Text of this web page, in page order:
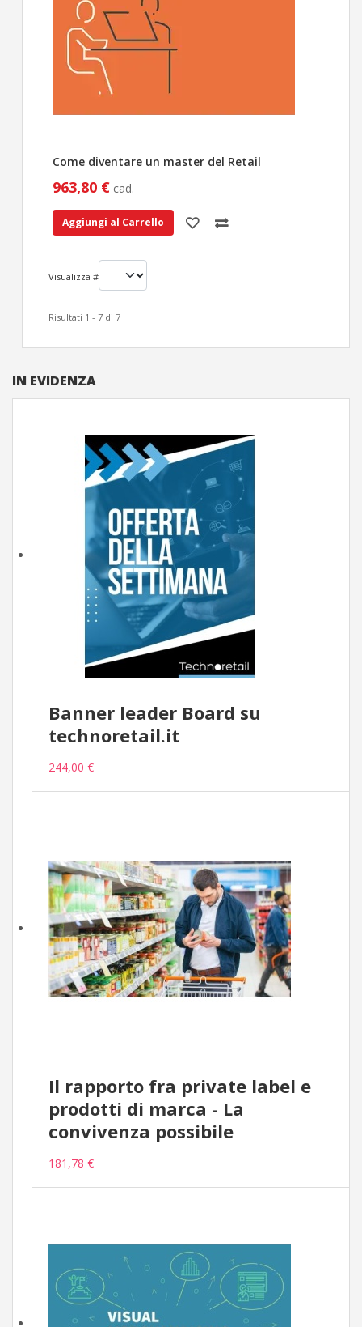
IN EVIDENZA
Banner leader Board su
technoretail.it
244,00 €
Il rapporto fra private label e
prodotti di marca - La
convivenza possibile
181,78 €
Come diventare un master del Retail
963,80 € cad.
Aggiungi al Carrello
Visualizza #
Risultati 1 - 7 di 7